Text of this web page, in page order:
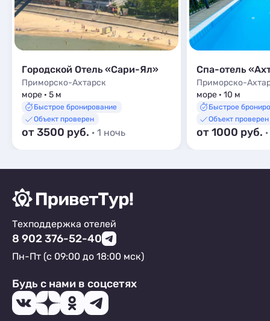
Городской Отель «Сари-Ял»
Приморско-Ахтарск
море · 5 м
Быстрое бронирование
Объект проверен
от 3500 руб. · 1 ночь
Спа-отель
Приморско-
море · 10 м
Быстрое
Объект проверен
от 1000 руб.
Техподдержка отелей
8 902 376-52-40
Пн-Пт (с 09:00 до 18:00 мск)
Будь с нами в соцсетях